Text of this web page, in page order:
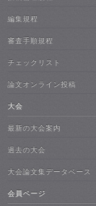
編集規程
審査手順規程
チェックリスト
論文オンライン投稿
大会
最新の大会案内
過去の大会
大会論文集データベース
会員ページ